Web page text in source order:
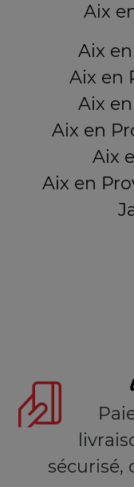
Aix
Aix
Aix en
Aix
Aix en
Aix
Aix en
sécurisé,